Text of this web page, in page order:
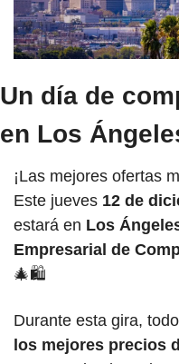
Un día de
en Los
¡Las mejores ofertas
Este jueves 12 de
estará en Los
Empresarial de
🎄🛍️
los mejores precios